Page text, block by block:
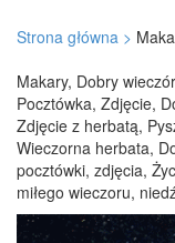
Strona główna >
Makary, Dobry
Pocztówka, Zdjęcie,
Zdjęcie z herbatą,
Wieczorna herbata,
pocztówki, zdjęcia,
miłego wieczoru,